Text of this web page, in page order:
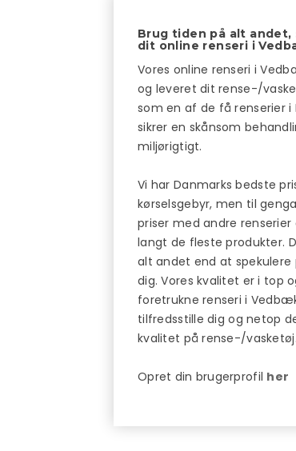
Brug tiden på alt andet,
dit online renseri i
Vores online renseri i
og leveret dit rense-/
som en af de få renserier i
sikrer en skånsom
miljørigtigt.
Vi har Danmarks bedste
kørselsgebyr, men til
priser med andre
langt de fleste produkter.
alt andet end at
dig. Vores kvalitet er i top
foretrukne renseri i
tilfredsstille dig og netop
kvalitet på rense-/vasketøj.
Opret din brugerprofil her